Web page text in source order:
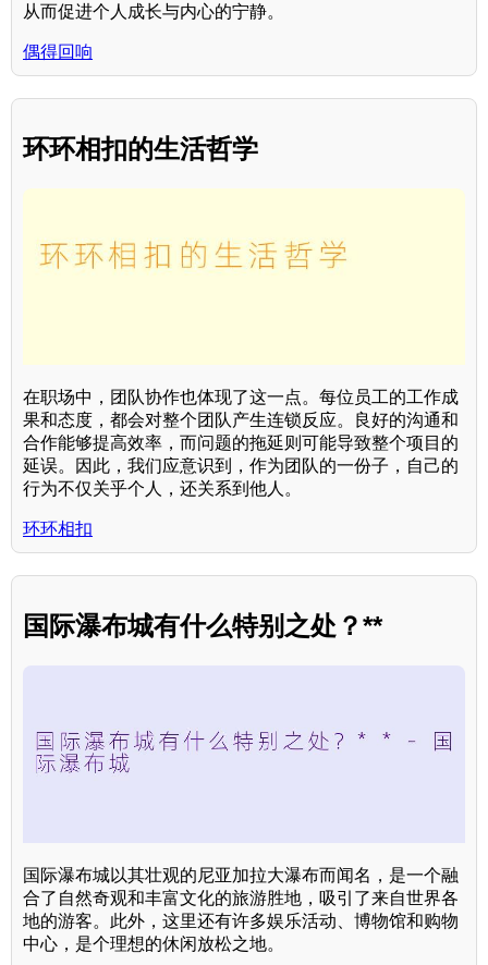
从而促进个人成长与内心的宁静。
偶得回响
环环相扣的生活哲学
在职场中，团队协作也体现了这一点。每位员工的工作成
果和态度，都会对整个团队产生连锁反应。良好的沟通和
合作能够提高效率，而问题的拖延则可能导致整个项目的
延误。因此，我们应意识到，作为团队的一份子，自己的
行为不仅关乎个人，还关系到他人。
环环相扣
国际瀑布城有什么特别之处？**
国际瀑布城以其壮观的尼亚加拉大瀑布而闻名，是一个融
合了自然奇观和丰富文化的旅游胜地，吸引了来自世界各
地的游客。此外，这里还有许多娱乐活动、博物馆和购物
中心，是个理想的休闲放松之地。